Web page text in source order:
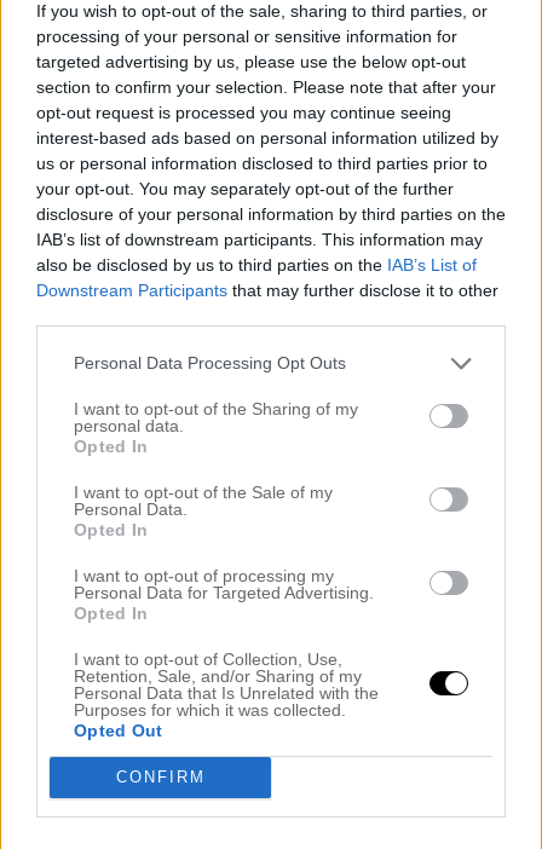
If you wish to opt-out of the sale, sharing to third parties, or
processing of your personal or sensitive information for
targeted advertising by us, please use the below opt-out
section to confirm your selection. Please note that after your
opt-out request is processed you may continue seeing
interest-based ads based on personal information utilized by
us or personal information disclosed to third parties prior to
your opt-out. You may separately opt-out of the further
disclosure of your personal information by third parties on the
IAB’s list of downstream participants. This information may
also be disclosed by us to third parties on the IAB’s List of
Downstream Participants that may further disclose it to other
Personal Data Processing Opt Outs
I want to opt-out of the Sharing of my
personal data.
Opted In
I want to opt-out of the Sale of my
Personal Data.
Opted In
I want to opt-out of processing my
Personal Data for Targeted Advertising.
Opted In
I want to opt-out of Collection, Use,
Retention, Sale, and/or Sharing of my
Personal Data that Is Unrelated with the
Purposes for which it was collected.
Opted Out
CONFIRM
rad – bara det?!), träffat nya människor, hängt i
Lund med Nelly, haft inte mindre än två
filmkvällar och sovit gott där emellan. Känner
mig, som jag[…]
Read More…
ATT UNDRA OM DET VAR
ALLT?
Alltså jag vill inte vara otacksam, jag är
medveten om att jag bor i Skåne, men var
detta allt vi fick av vinter? Svinbra på ett sätt
eftersom jag haft lite ont i magen av tanken på
elräkningarna för Drömmen, i Småland får det
det ju något[…]
ATT HA LUGN SÖNDAG.
Alltså – veckorna går så fort?! Och nu blev det